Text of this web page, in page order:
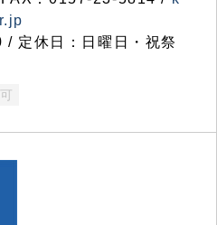
定休日：日曜日・祝祭